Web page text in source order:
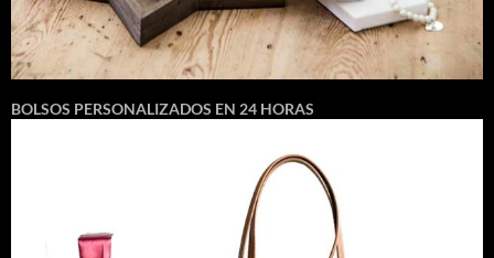
BOLSOS PERSONALIZADOS EN 24 HORAS